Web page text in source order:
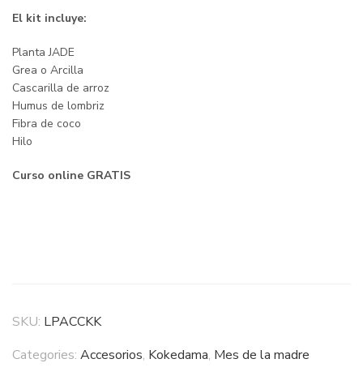
El kit incluye:
Planta JADE
Grea o Arcilla
Cascarilla de arroz
Humus de lombriz
Fibra de coco
Hilo
Curso online GRATIS
SKU: LPACCKK
Categories: Accesorios, Kokedama, Mes de la madre